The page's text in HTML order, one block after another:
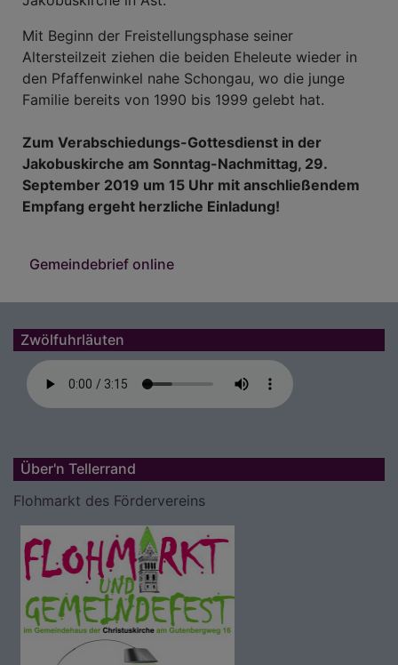
Mit Beginn der Freistellungsphase seiner
Altersteilzeit ziehen die beiden Eheleute wieder in
den Pfaffenwinkel nahe Schongau, wo die junge
Familie bereits von 1990 bis 1999 gelebt hat.
Zum Verabschiedungs-Gottesdienst in der
Jakobuskirche am Sonntag-Nachmittag, 29.
September 2019 um 15 Uhr mit anschließendem
Empfang ergeht herzliche Einladung!
Gemeindebrief online
Zwölfuhrläuten
Über'n Tellerrand
Flohmarkt des Fördervereins